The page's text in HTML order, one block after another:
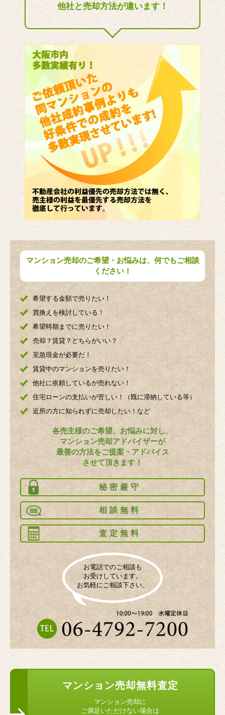
他社と売却方法が違います！
マンション売却のご希望・お悩みは、何でもご相談
ください！
希望する金額で売りたい！
買換えを検討している！
希望時期までに売りたい！
売却？賃貸？どちらがいい？
至急現金が必要だ！
賃貸中のマンションを売りたい！
他社に依頼しているが売れない！
住宅ローンの支払いが苦しい！（既に滞納している等）
近所の方に知られずに売却したい！など
各売主様のご希望、お悩みに対し、
マンション売却アドバイザーが
最善の方法をご提案・アドバイス
させて頂きます！
秘密厳守
相談無料
査定無料
お電話でのご相談も
お受けしています。
お気軽にご相談下さい。
マンション売却無料査定
マンション売却に
ご満足いただけない場合は